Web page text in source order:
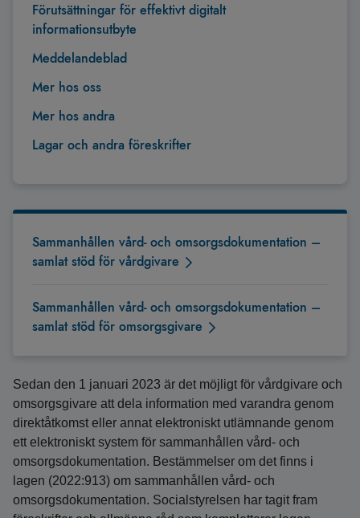
Förutsättningar för effektivt digitalt
informationsutbyte
Meddelandeblad
Mer hos oss
Mer hos andra
Lagar och andra föreskrifter
Sammanhållen vård- och omsorgsdokumentation –
samlat stöd för vårdgivare
Sammanhållen vård- och omsorgsdokumentation –
samlat stöd för omsorgsgivare
Sedan den 1 januari 2023 är det möjligt för vårdgivare och
omsorgsgivare att dela information med varandra genom
direktåtkomst eller annat elektroniskt utlämnande genom
ett elektroniskt system för sammanhållen vård- och
omsorgsdokumentation. Bestämmelser om det finns i
lagen (2022:913) om sammanhållen vård- och
omsorgsdokumentation. Socialstyrelsen har tagit fram